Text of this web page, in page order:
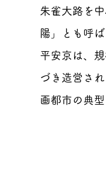
朱雀大路を
陽」とも呼
平安京は、
づき造営さ
画都市の典